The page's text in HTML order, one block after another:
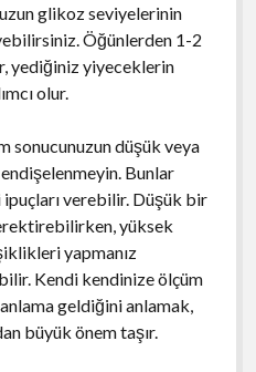
glikoz seviyelerinin
Öğünlerden 1-2
yediğiniz yiyeceklerin
olur.
sonucunuzun düşük veya
Bunlar
ipuçları verebilir. Düşük bir
yüksek
yapmanız
Kendi kendinize ölçüm
geldiğini anlamak,
büyük önem taşır.